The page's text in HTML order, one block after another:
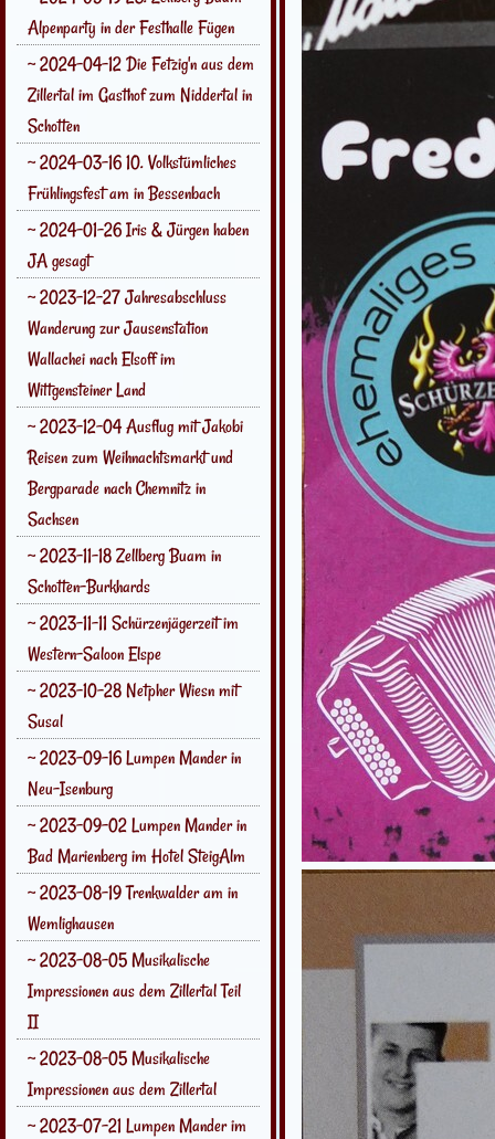
Alpenparty in der Festhalle Fügen
~ 2024-04-12 Die Fetzig'n aus dem
Zillertal im Gasthof zum Niddertal in
Schotten
~ 2024-03-16 10. Volkstümliches
Frühlingsfest am in Bessenbach
~ 2024-01-26 Iris & Jürgen haben
JA gesagt
~ 2023-12-27 Jahresabschluss
Wanderung zur Jausenstation
Wallachei nach Elsoff im
Wittgensteiner Land
~ 2023-12-04 Ausflug mit Jakobi
Reisen zum Weihnachtsmarkt und
Bergparade nach Chemnitz in
Sachsen
~ 2023-11-18 Zellberg Buam in
Schotten-Burkhards
~ 2023-11-11 Schürzenjägerzeit im
Western-Saloon Elspe
~ 2023-10-28 Netpher Wiesn mit
Susal
~ 2023-09-16 Lumpen Mander in
Neu-Isenburg
~ 2023-09-02 Lumpen Mander in
Bad Marienberg im Hotel SteigAlm
~ 2023-08-19 Trenkwalder am in
Wemlighausen
~ 2023-08-05 Musikalische
Impressionen aus dem Zillertal Teil
II
~ 2023-08-05 Musikalische
Impressionen aus dem Zillertal
~ 2023-07-21 Lumpen Mander im